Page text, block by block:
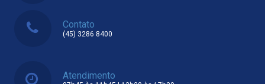
Contato
(45) 3286 8400
Atendimento